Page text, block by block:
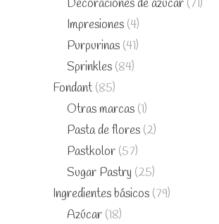
Decoraciones de azúcar (71)
Impresiones (4)
Purpurinas (41)
Sprinkles (84)
Fondant (85)
Otras marcas (1)
Pasta de flores (2)
Pastkolor (57)
Sugar Pastry (25)
Ingredientes básicos (79)
Azúcar (18)